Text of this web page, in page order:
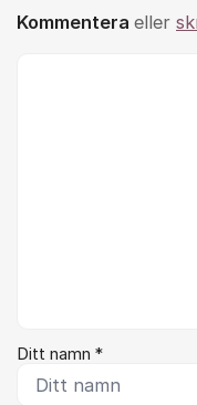
Kommentera eller
Ditt namn *